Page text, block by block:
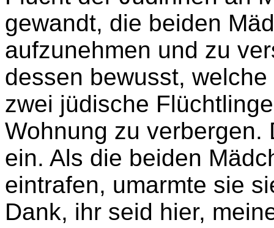
seine Wohnung in der
Der Kriminalpolizist
Flucht der Jüdinnen an
gewandt, die beiden
aufzunehmen und zu
dessen bewusst,
zwei jüdische
Wohnung zu